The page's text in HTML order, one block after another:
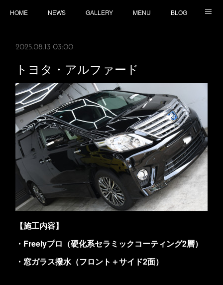
HOME NEWS GALLERY MENU BLOG
2025.08.13 03:00
トヨタ・アルファード
【施工内容】
・Freelyプロ（硬化系セラミックコーティング2層）
・窓ガラス撥水（フロント＋サイド2面）